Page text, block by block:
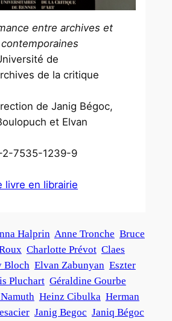
entre archives et
de
de la critique
de Janig Bégoc,
et Elvan
2-7535-1239-9
livre en librairie
Halprin Anne Tronche Bruce
Charlotte Prévot Claes
Bloch Elvan Zabunyan Eszter
Pluchart Géraldine Gourbe
Heinz Cibulka Herman
Janig Begoc Janiq Bégoc